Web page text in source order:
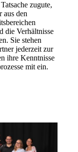
zugute,
aus den
die Verhältnisse
Sie stehen
jederzeit zur
ihre Kenntnisse
mit ein.